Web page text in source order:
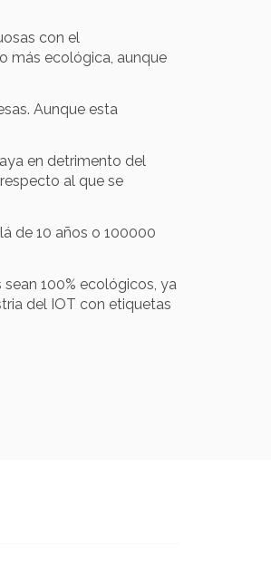
con el
más ecológica, aunque
Aunque esta
en detrimento del
al que se
de 10 años o 100000
100% ecológicos, ya
del IOT con etiquetas